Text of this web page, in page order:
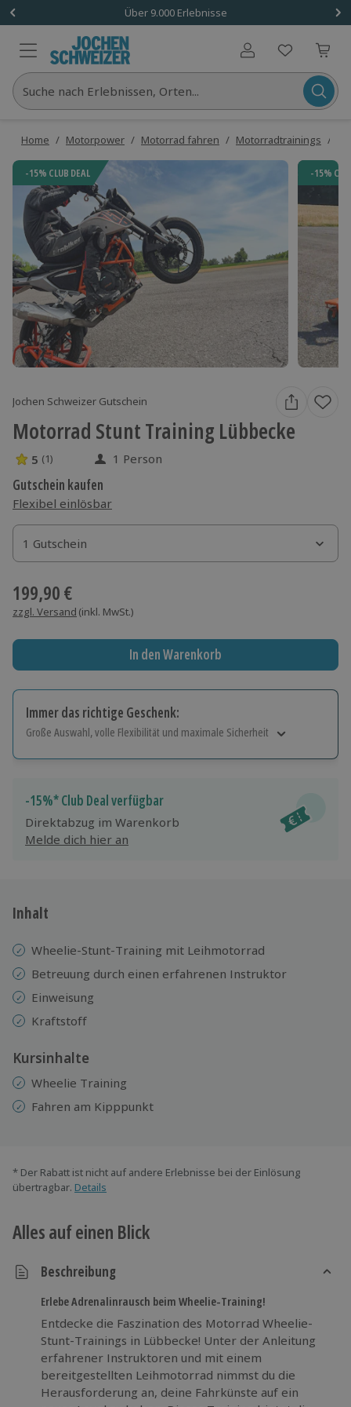
Über 9.000 Erlebnisse
Benutzerkonto
Suche nach Erlebnissen, Orten...
Home / Motorpower / Motorrad fahren / Motorradtrainings /
-15% CLUB DEAL -15%
Jochen Schweizer Gutschein
Motorrad Stunt Training Lübbecke
5 Sterne von 5 aus 1 Bewertungen
5 (1) 1 Person
Gutschein kaufen
Flexibel einlösbar
1 Gutschein
1 Gutschein
1 Gutschein
199,90 €
zzgl. Versand (inkl. MwSt.)
In den Warenkorb
Immer das richtige Geschenk:
Große Auswahl, volle Flexibilität und maximale Sicherheit
Jeder Gutschein für alle Erlebnisse einlösbar.
Maximale Sicherheit
10 Jahre gültig & verlängerbar.
-15%* Club Deal verfügbar
Direktabzug im Warenkorb
Melde dich hier an
Inhalt
Wheelie-Stunt-Training mit Leihmotorrad
Betreuung durch einen erfahrenen Instruktor
Einweisung
Kraftstoff
Kursinhalte
Wheelie Training
Fahren am Kipppunkt
* Der Rabatt ist nicht auf andere Erlebnisse bei der Einlösung
übertragbar. Details
Alles auf einen Blick
Beschreibung
Erlebe Adrenalinrausch beim Wheelie-Training!
Entdecke die Faszination des Motorrad Wheelie-
Stunt-Trainings in Lübbecke! Unter der Anleitung
erfahrener Instruktoren und mit einem
bereitgestellten Leihmotorrad nimmst du die
Herausforderung an, deine Fahrkünste auf ein